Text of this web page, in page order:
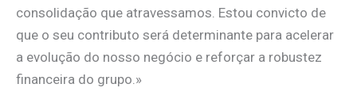
consolidação que atravessamos. Estou convicto de
que o seu contributo será determinante para acelerar
a evolução do nosso negócio e reforçar a robustez
financeira do grupo.»